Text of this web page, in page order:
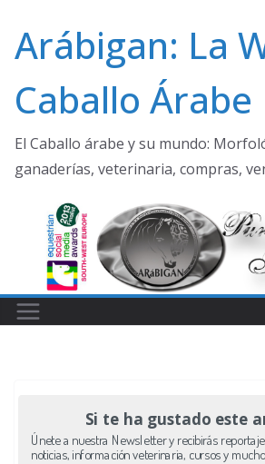
contenido
Arábigan: La
Caballo Árabe
El Caballo árabe y su mundo:
ganaderías, veterinaria, compras,
Si te ha gustado este
Únete a nuestra Newsletter y recibirás
noticias, información veterinaria, cursos y